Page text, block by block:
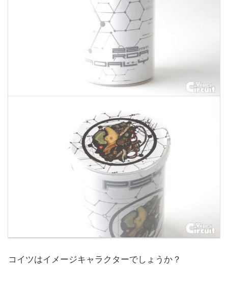
コイツはイメージキャラクターでしょうか？